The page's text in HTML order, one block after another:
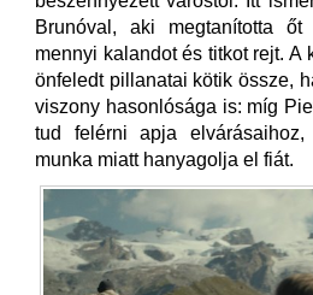
Brunóval, aki megtanította őt
mennyi kalandot és titkot rejt. A
önfeledt pillanatai kötik össze,
viszony hasonlósága is: míg
tud felérni apja
munka miatt hanyagolja el fiát.